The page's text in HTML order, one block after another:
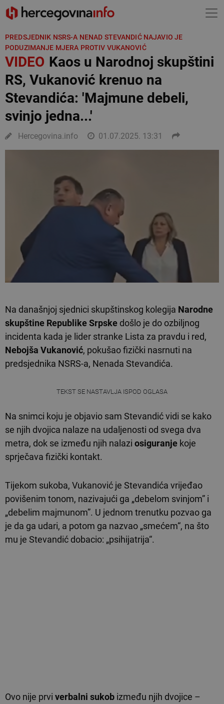
PREDSJEDNIK NSRS-A NENAD STEVANDIĆ NAJAVIO JE
PODUZIMANJE MJERA PROTIV VUKANOVIĆ
VIDEOKaos u Narodnoj skupštini
RS, Vukanović krenuo na
Stevandića: 'Majmune debeli,
svinjo jedna...'
Hercegovina.info 01.07.2025. 13:31
Na današnjoj sjednici skupštinskog kolegija Narodne
skupštine Republike Srpske došlo je do ozbiljnog
incidenta kada je lider stranke Lista za pravdu i red,
Nebojša Vukanović, pokušao fizički nasrnuti na
predsjednika NSRS-a, Nenada Stevandića.
TEKST SE NASTAVLJA ISPOD OGLASA
Na snimci koju je objavio sam Stevandić vidi se kako
se njih dvojica nalaze na udaljenosti od svega dva
metra, dok se između njih nalazi osiguranje koje
sprječava fizički kontakt.
Tijekom sukoba, Vukanović je Stevandića vrijeđao
povišenim tonom, nazivajući ga „debelom svinjom” i
„debelim majmunom”. U jednom trenutku pozvao ga
je da ga udari, a potom ga nazvao „smećem“, na što
mu je Stevandić dobacio: „psihijatrija“.
Ovo nije prvi verbalni sukob između njih dvojice –